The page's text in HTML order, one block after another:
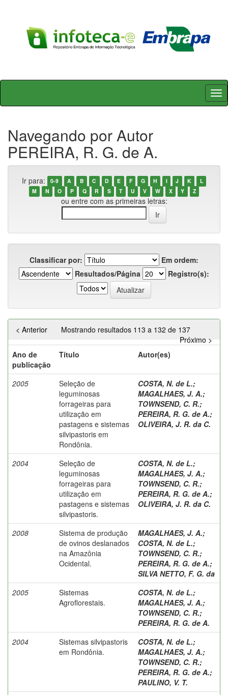
Skip
Navegando por Autor
PEREIRA, R. G. de A.
Ir para: 0-9 A B C D E F G H I J K
L
M
N O P Q R S T U V W X Y Z
ou entre com as primeiras letras:
Classificar por:
Em ordem:
Resultados/Página
Registro(s):
Mostrando resultados 113 a 132 de 137
< Anterior
Próximo >
Ano de
publicação
Título Autor(es)
2005
Seleção de
leguminosas
forrageiras para
utilização em
pastagens e sistemas
silvipastoris em
Rondônia.
COSTA, N. de L.;
MAGALHAES, J. A.;
TOWNSEND, C. R.;
PEREIRA, R. G. de A.;
OLIVEIRA, J. R. da C.
2004
Seleção de
leguminosas
forrageiras para
utilização em
pastagens e sistemas
silvipastoris.
COSTA, N. de L.;
MAGALHAES, J. A.;
TOWNSEND, C. R.;
PEREIRA, R. G. de A.;
OLIVEIRA, J. R. da C.
2008
Sistema de produção
de ovinos deslanados
na Amazônia
Ocidental.
MAGALHAES, J. A.;
COSTA, N. de L.;
TOWNSEND, C. R.;
PEREIRA, R. G. de A.;
SILVA NETTO, F. G. da
2005
Sistemas
Agroflorestais.
COSTA, N. de L.;
MAGALHAES, J. A.;
TOWNSEND, C. R.;
PEREIRA, R. G. de A.
2004
Sistemas silvipastoris
em Rondônia.
COSTA, N. de L.;
MAGALHAES, J. A.;
TOWNSEND, C. R.;
PEREIRA, R. G. de A.;
PAULINO, V. T.